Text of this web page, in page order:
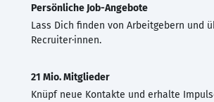
Persönliche Job-Angebote
Lass Dich finden von Arbeitgebern und
Recruiter·innen.
21 Mio. Mitglieder
Knüpf neue Kontakte und erhalte